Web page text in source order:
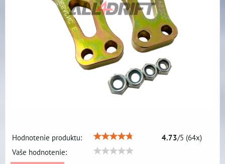
Hodnotenie produktu: 4.73/5 (64x)
Vaše hodnotenie: